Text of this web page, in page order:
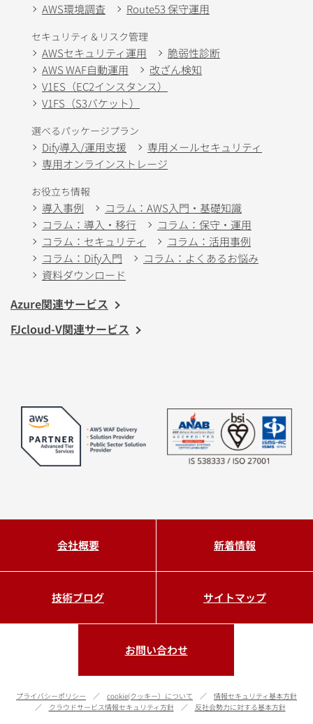
AWS環境調査
Route53 保守運用
セキュリティ＆リスク管理
AWSセキュリティ運用
脆弱性診断
AWS WAF自動運用
改ざん検知
V1ES（EC2インスタンス）
V1FS（S3バケット）
選べるパッケージプラン
Dify導入/運用支援
専用メールセキュリティ
専用オンラインストレージ
お役立ち情報
導入事例
コラム：AWS入門・基礎知識
コラム：導入・移行
コラム：保守・運用
コラム：セキュリティ
コラム：活用事例
コラム：Dify入門
コラム：よくあるお悩み
資料ダウンロード
Azure関連サービス
FJcloud-V関連サービス
会社概要 新着情報
技術ブログ サイトマップ
お問い合わせ
プライバシーポリシー cookie(クッキー）について
情報セキュリティ基本方針
クラウドサービス情報セキュリティ方針
反社会勢力に対する基本方針